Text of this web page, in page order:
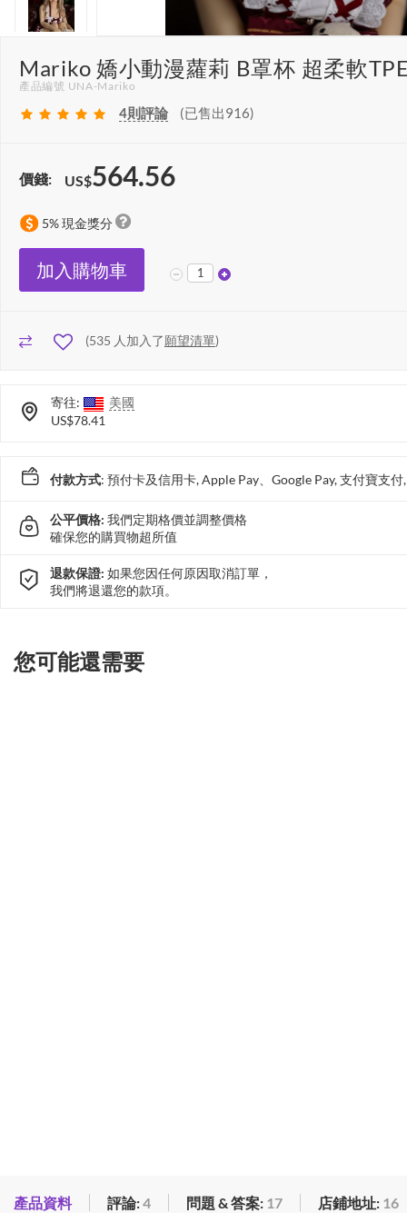
Mariko 嬌小動漫蘿莉 B罩杯 超柔軟
產品編號 UNA-Mariko
4則評論 (已售出916)
價錢: US$564.56
5% 現金獎分
加入購物車
(535 人加入了願望清單)
寄往:
美國
US$78.41
付款方式: 預付卡及信用卡, Apple Pay、Google Pay, 支付寶支
公平價格: 我們定期格價並調整價格
確保您的購買物超所值
退款保證: 如果您因任何原因取消訂單，
我們將退還您的款項。
您可能還需要
產品資料 評論:4 問題 & 答案: 17 店鋪地址: 16